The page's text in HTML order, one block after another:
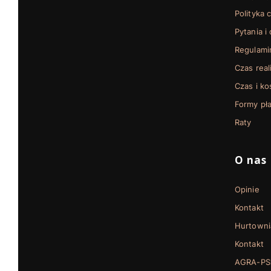
Polityka
Pytania i
Czas
Czas i
Formy
Raty
O nas
Opinie
Kontakt
Kontakt
AGRA-